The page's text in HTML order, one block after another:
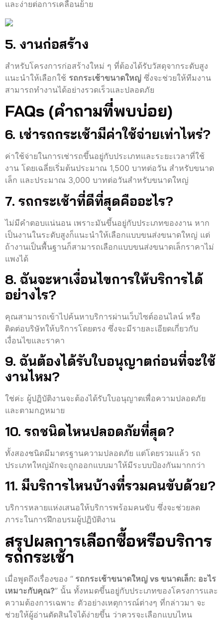
และง่ายต่อการเคลื่อนย้าย
5. งานก่อสร้าง
สำหรับโครงการก่อสร้างใหม่ ๆ ที่ต้องได้รับวัสดุจากระดับสูง
แนะนำให้เลือกใช้ รถกระเช้าขนาดใหญ่ ซึ่งจะช่วยให้ทีมงาน
สามารถทำงานได้อย่างรวดเร็วและปลอดภัย
FAQs (คำถามที่พบบ่อย)
6. เช่ารถกระเช้ามีค่าใช้จ่ายเท่าไหร่?
ค่าใช้จ่ายในการเช่ารถขึ้นอยู่กับประเภทและระยะเวลาที่ใช้
งาน โดยเฉลี่ยเริ่มต้นประมาณ 1,500 บาทต่อวัน สำหรับขนาด
เล็ก และประมาณ 3,000 บาทต่อวันสำหรับขนาดใหญ่
7. รถกระเช้าที่ดีที่สุดคืออะไร?
ไม่มีคำตอบแน่นอน เพราะมันขึ้นอยู่กับประเภทของงาน หาก
เป็นงานในระดับสูงก็แนะนำให้เลือกแบบขนส่งขนาดใหญ่ แต่
ถ้างานเป็นพื้นฐานก็สามารถเลือกแบบขนส่งขนาดเล็กราคาไม่
แพงได้
8. ฉันจะหาเงื่อนไขการให้บริการได้
อย่างไร?
คุณสามารถเข้าไปค้นหาบริการผ่านเว็บไซต์ออนไลน์ หรือ
ติดต่อบริษัทให้บริการโดยตรง ซึ่งจะมีรายละเอียดเกี่ยวกับ
เงื่อนไขและราคา
9. ฉันต้องได้รับใบอนุญาตก่อนที่จะใช้
งานไหม?
ใช่ค่ะ ผู้ปฏิบัติงานจะต้องได้รับใบอนุญาตเพื่อความปลอดภัย
และตามกฎหมาย
10. รถชนิดไหนปลอดภัยที่สุด?
ทั้งสองชนิดมีมาตรฐานความปลอดภัย แต่โดยรวมแล้ว รถ
ประเภทใหญ่มักจะถูกออกแบบมาให้มีระบบป้องกันมากกว่า
11. มีบริการไหนบ้างที่รวมคนขับด้วย?
บริการหลายแห่งเสนอให้บริการพร้อมคนขับ ซึ่งจะช่วยลด
ภาระในการฝึกอบรมผู้ปฏิบัติงาน
สรุปผลการเลือกซื้อหรือบริการ
รถกระเช้า
เมื่อพูดถึงเรื่องของ “ รถกระเช้าขนาดใหญ่ vs ขนาดเล็ก: อะไร
เหมาะกับคุณ?” นั้น ทั้งหมดขึ้นอยู่กับประเภทของโครงการและ
ความต้องการเฉพาะ ตัวอย่างเหตุการณ์ต่างๆ ที่กล่าวมา จะ
ช่วยให้ผู้อ่านตัดสินใจได้ง่ายขึ้น ว่าควรจะเลือกแบบไหน